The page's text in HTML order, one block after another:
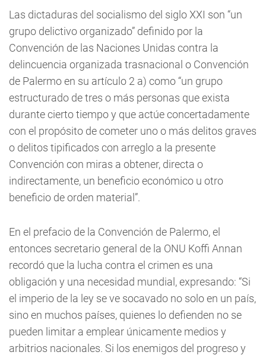
Las dictaduras del socialismo del siglo XXI son “un
grupo delictivo organizado” definido por la
Convención de las Naciones Unidas contra la
delincuencia organizada trasnacional o Convención
de Palermo en su artículo 2 a) como “un grupo
estructurado de tres o más personas que exista
durante cierto tiempo y que actúe concertadamente
con el propósito de cometer uno o más delitos graves
o delitos tipificados con arreglo a la presente
Convención con miras a obtener, directa o
indirectamente, un beneficio económico u otro
beneficio de orden material”.
En el prefacio de la Convención de Palermo, el
entonces secretario general de la ONU Koffi Annan
recordó que la lucha contra el crimen es una
obligación y una necesidad mundial, expresando: “Si
el imperio de la ley se ve socavado no solo en un país,
sino en muchos países, quienes lo defienden no se
pueden limitar a emplear únicamente medios y
arbitrios nacionales. Si los enemigos del progreso y